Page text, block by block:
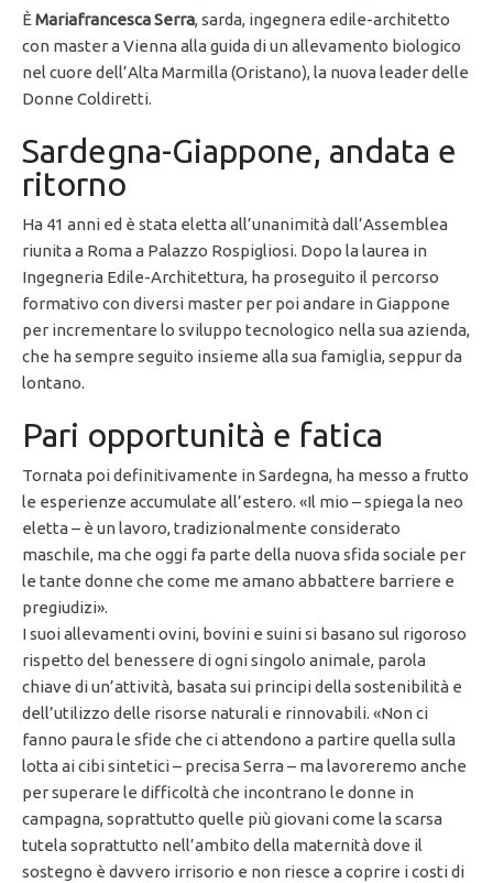
È Mariafrancesca Serra, sarda, ingegnera edile-architetto
con master a Vienna alla guida di un allevamento biologico
nel cuore dell’Alta Marmilla (Oristano), la nuova leader delle
Donne Coldiretti.
Sardegna-Giappone, andata e
ritorno
Ha 41 anni ed è stata eletta all’unanimità dall’Assemblea
riunita a Roma a Palazzo Rospigliosi. Dopo la laurea in
Ingegneria Edile-Architettura, ha proseguito il percorso
formativo con diversi master per poi andare in Giappone
per incrementare lo sviluppo tecnologico nella sua azienda,
che ha sempre seguito insieme alla sua famiglia, seppur da
lontano.
Pari opportunità e fatica
Tornata poi definitivamente in Sardegna, ha messo a frutto
le esperienze accumulate all’estero. «Il mio – spiega la neo
eletta – è un lavoro, tradizionalmente considerato
maschile, ma che oggi fa parte della nuova sfida sociale per
le tante donne che come me amano abbattere barriere e
pregiudizi».
I suoi allevamenti ovini, bovini e suini si basano sul rigoroso
rispetto del benessere di ogni singolo animale, parola
chiave di un’attività, basata sui principi della sostenibilità e
dell’utilizzo delle risorse naturali e rinnovabili. «Non ci
fanno paura le sfide che ci attendono a partire quella sulla
lotta ai cibi sintetici – precisa Serra – ma lavoreremo anche
per superare le difficoltà che incontrano le donne in
campagna, soprattutto quelle più giovani come la scarsa
tutela soprattutto nell’ambito della maternità dove il
sostegno è davvero irrisorio e non riesce a coprire i costi di